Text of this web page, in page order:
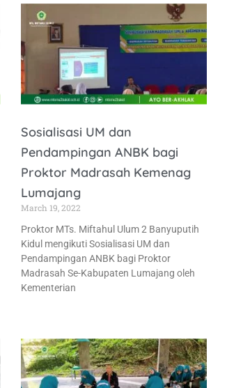
Sosialisasi UM dan
Pendampingan ANBK bagi
Proktor Madrasah Kemenag
Lumajang
March 19, 2022
Proktor MTs. Miftahul Ulum 2 Banyuputih
Kidul mengikuti Sosialisasi UM dan
Pendampingan ANBK bagi Proktor
Madrasah Se-Kabupaten Lumajang oleh
Kementerian